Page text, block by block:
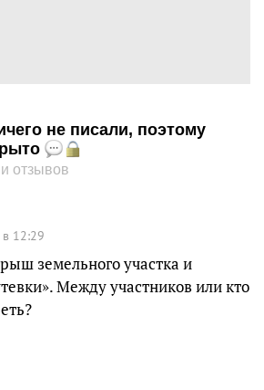
не писали, поэтому
отзывов
12:29
земельного участка и
Между участников или кто